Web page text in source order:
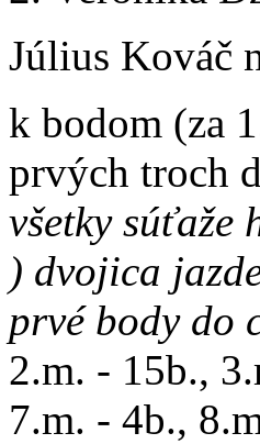
Július Kováč
k bodom (za
prvých troch
všetky súťaže
) dvojica
prvé body do
2.m. - 15b.,
7.m. - 4b.,